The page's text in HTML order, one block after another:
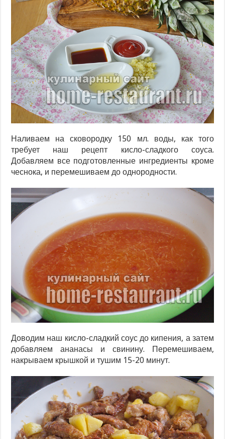
Наливаем на сковородку 150 мл. воды, как того
требует наш рецепт кисло-сладкого соуса.
Добавляем все подготовленные ингредиенты кроме
чеснока, и перемешиваем до однородности.
Доводим наш кисло-сладкий соус до кипения, а затем
добавляем ананасы и свинину. Перемешиваем,
накрываем крышкой и тушим 15-20 минут.